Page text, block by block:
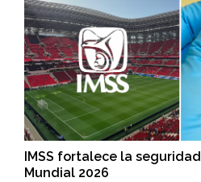
IMSS fortalece la
Mundial 2026